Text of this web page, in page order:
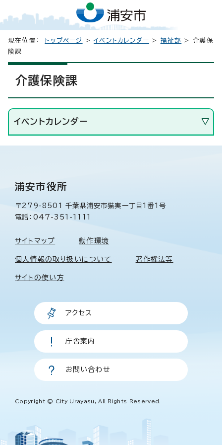
現在位置： トップページ >イベントカレンダー > 福祉部
> 介護保
険課
介護保険課
イベントカレンダー
浦安市役所
〒279-8501 千葉県浦安市猫実一丁目1番1号
電話：047-351-1111
サイトマップ 動作環境
個人情報の取り扱いについて 著作権法等
サイトの使い方
アクセス
庁舎案内
お問い合わせ
Copyright © City Urayasu, All Rights Reserved.